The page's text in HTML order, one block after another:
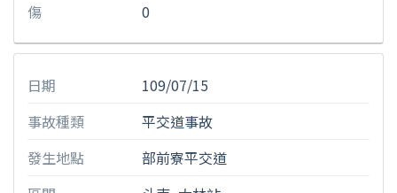
傷
0
日期
109/07/15
事故種類
平交道事故
發生地點
部前寮平交道